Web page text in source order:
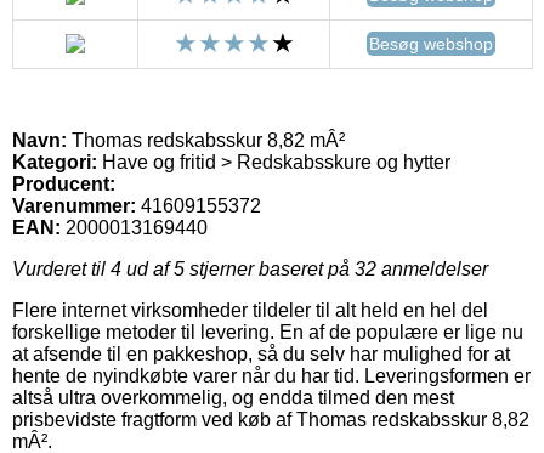
Besøg webshop
Navn: Thomas redskabsskur 8,82 mÂ²
Kategori: Have og fritid > Redskabsskure og hytter
Producent:
Varenummer: 41609155372
EAN: 2000013169440
Vurderet til 4 ud af 5 stjerner baseret på 32 anmeldelser
Flere internet virksomheder tildeler til alt held en hel del
forskellige metoder til levering. En af de populære er lige nu
at afsende til en pakkeshop, så du selv har mulighed for at
hente de nyindkøbte varer når du har tid. Leveringsformen er
altså ultra overkommelig, og endda tilmed den mest
prisbevidste fragtform ved køb af Thomas redskabsskur 8,82
mÂ².